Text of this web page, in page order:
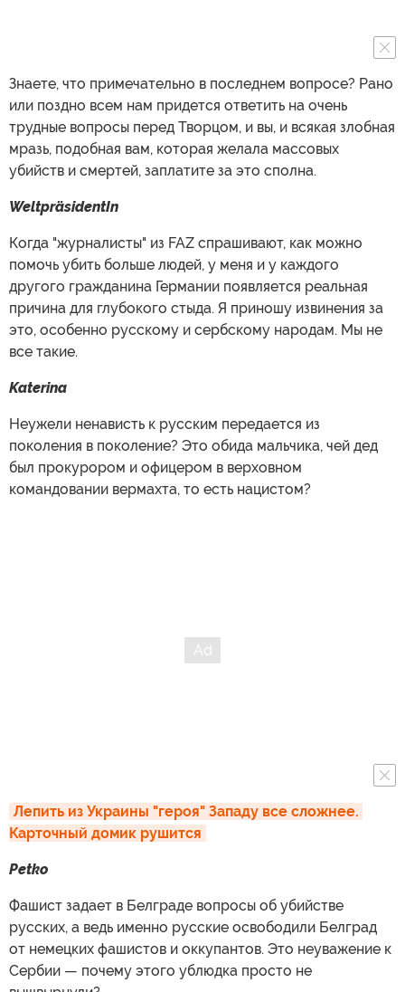
Знаете, что примечательно в последнем вопросе? Рано
или поздно всем нам придется ответить на очень
трудные вопросы перед Творцом, и вы, и всякая злобная
мразь, подобная вам, которая желала массовых
убийств и смертей, заплатите за это сполна.
WeltpräsidentIn
Когда "журналисты" из FAZ спрашивают, как можно
помочь убить больше людей, у меня и у каждого
другого гражданина Германии появляется реальная
причина для глубокого стыда. Я приношу извинения за
это, особенно русскому и сербскому народам. Мы не
все такие.
Katerina
Неужели ненависть к русским передается из
поколения в поколение? Это обида мальчика, чей дед
был прокурором и офицером в верховном
командовании вермахта, то есть нацистом?
Лепить из Украины "героя" Западу все сложнее.
Карточный домик рушится
Petko
Фашист задает в Белграде вопросы об убийстве
русских, а ведь именно русские освободили Белград
от немецких фашистов и оккупантов. Это неуважение к
Сербии — почему этого ублюдка просто не